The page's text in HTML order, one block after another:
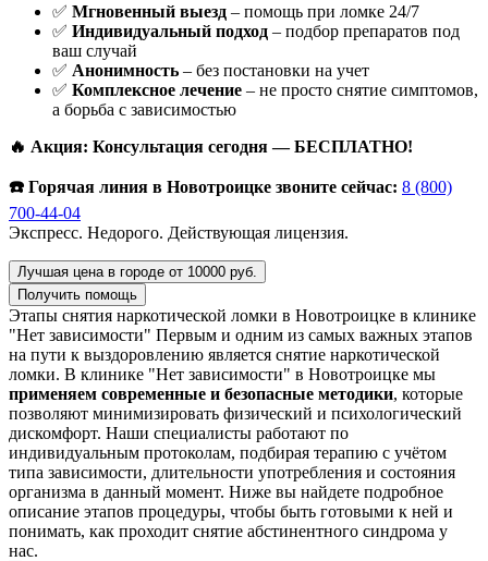
✅ Мгновенный выезд – помощь при ломке 24/7
✅ Индивидуальный подход – подбор препаратов под
ваш случай
✅ Анонимность – без постановки на учет
✅ Комплексное лечение – не просто снятие симптомов,
а борьба с зависимостью
🔥 Акция: Консультация сегодня — БЕСПЛАТНО!
☎️ Горячая линия в Новотроицке звоните сейчас: 8 (800)
700-44-04
Экспресс. Недорого. Действующая лицензия.
Лучшая цена в городе от 10000 руб.
Получить помощь
Этапы снятия наркотической ломки в Новотроицке в клинике
"Нет зависимости" Первым и одним из самых важных этапов
на пути к выздоровлению является снятие наркотической
ломки. В клинике "Нет зависимости" в Новотроицке мы
применяем современные и безопасные методики, которые
позволяют минимизировать физический и психологический
дискомфорт. Наши специалисты работают по
индивидуальным протоколам, подбирая терапию с учётом
типа зависимости, длительности употребления и состояния
организма в данный момент. Ниже вы найдете подробное
описание этапов процедуры, чтобы быть готовыми к ней и
понимать, как проходит снятие абстинентного синдрома у
нас.